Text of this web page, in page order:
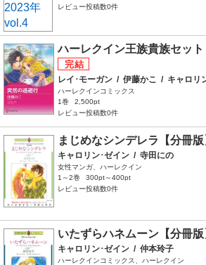
レビュー投稿数0件
ハーレクイン王族貴族セッ
レイ･モーガン / 伊藤かこ / キャロリ
ハーレクインコミックス
1巻
2,500pt
レビュー投稿数0件
まじめなシンデレラ【分冊版
キャロリン･ゼイン / 寺田にの
女性マンガ、ハーレクイン
1～2巻
300pt～400pt
レビュー投稿数0件
いたずらハネムーン【分冊版
キャロリン･ゼイン / 仲本玲子
ハーレクインコミックス、ハーレクイン